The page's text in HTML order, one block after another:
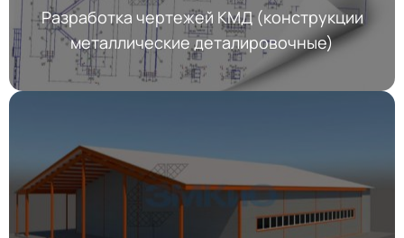
Разработка чертежей КМД (конструкции
металлические деталировочные)